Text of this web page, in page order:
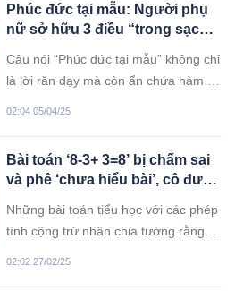
trượt.
Phúc đức tại mẫu: Người phụ
nữ sở hữu 3 điều “trong sạch”
vinh hiển
Câu nói “Phúc đức tại mẫu” không chỉ
là lời răn dạy mà còn ẩn chứa hàm ý
02:04 05/04/25
Bài toán ‘8-3+ 3=8’ bị chấm sai
và phê ‘chưa hiểu bài’, cô đưa
Những bài toán tiểu học với các phép
tính cộng trừ nhân chia tưởng rằng
02:02 27/02/25